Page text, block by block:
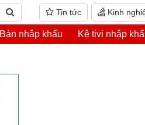
Tin tức Kinh
Bàn nhập khẩu Kệ tivi nhập